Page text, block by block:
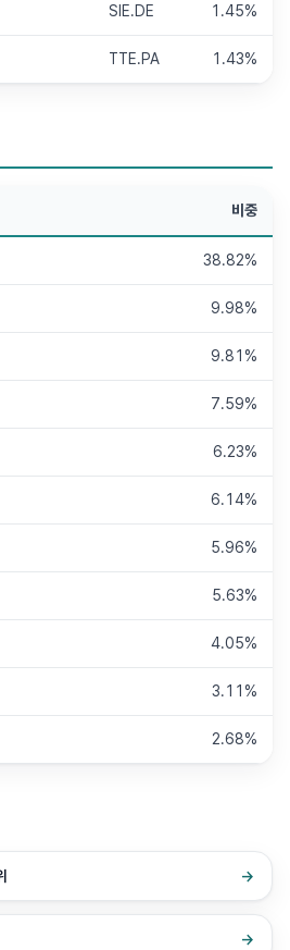
SIE.DE 1.45%
TTE.PA 1.43%
비중
38.82%
9.98%
9.81%
7.59%
6.23%
6.14%
5.96%
5.63%
4.05%
3.11%
2.68%
→
→